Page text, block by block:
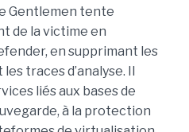
Gentlemen tente
de la victime en
en supprimant les
traces d’analyse. Il
liés aux bases de
à la protection